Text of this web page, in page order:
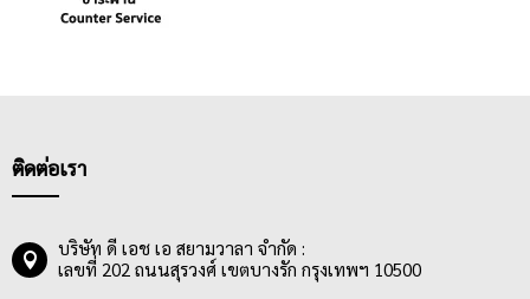
ติดต่อเรา
บริษัท ดี เอช เอ สยามวาลา จำกัด :
เลขที่ 202 ถนนสุรวงศ์ เขตบางรัก กรุงเทพฯ 10500